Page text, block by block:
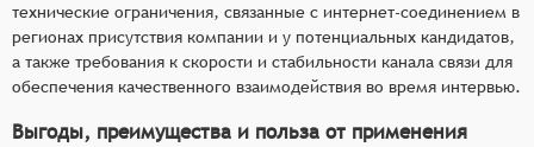
технические ограничения, связанные с интернет-соединением в
регионах присутствия компании и у потенциальных кандидатов,
а также требования к скорости и стабильности канала связи для
обеспечения качественного взаимодействия во время интервью.
Выгоды, преимущества и польза от применения